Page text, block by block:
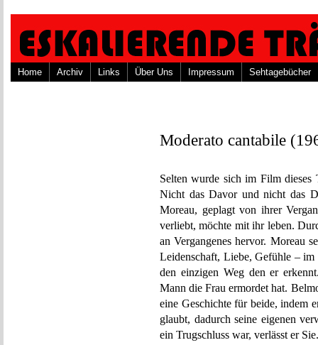
Home Archiv Links Über Uns Impressum Sehtagebücher
Moderato cantabile
Selten wurde sich im Film dieses
Nicht das Davor und nicht das
Moreau, geplagt von ihrer
verliebt, möchte mit ihr leben.
an Vergangenes hervor. Moreau
Leidenschaft, Liebe, Gefühle –
den einzigen Weg den er
Mann die Frau ermordet hat.
eine Geschichte für beide, indem
glaubt, dadurch seine eigenen
ein Trugschluss war, verlässt er Sie.